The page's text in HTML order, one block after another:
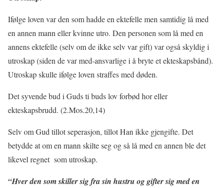
Ifølge loven var den som hadde en ektefelle men samtidig lå med
en annen mann eller kvinne utro. Den personen som lå med en
annens ektefelle (selv om de ikke selv var gift) var også skyldig i
utroskap (siden de var med-ansvarlige i å bryte et ekteskapsbånd).
Utroskap skulle ifølge loven straffes med døden.
Det syvende bud i Guds ti buds lov forbød hor eller
ekteskapsbrudd. (2.Mos.20,14)
Selv om Gud tillot seperasjon, tillot Han ikke gjengifte. Det
betydde at om en mann skilte seg og så lå med en annen ble det
likevel regnet som utroskap.
“Hver den som skiller sig fra sin hustru og gifter sig med en